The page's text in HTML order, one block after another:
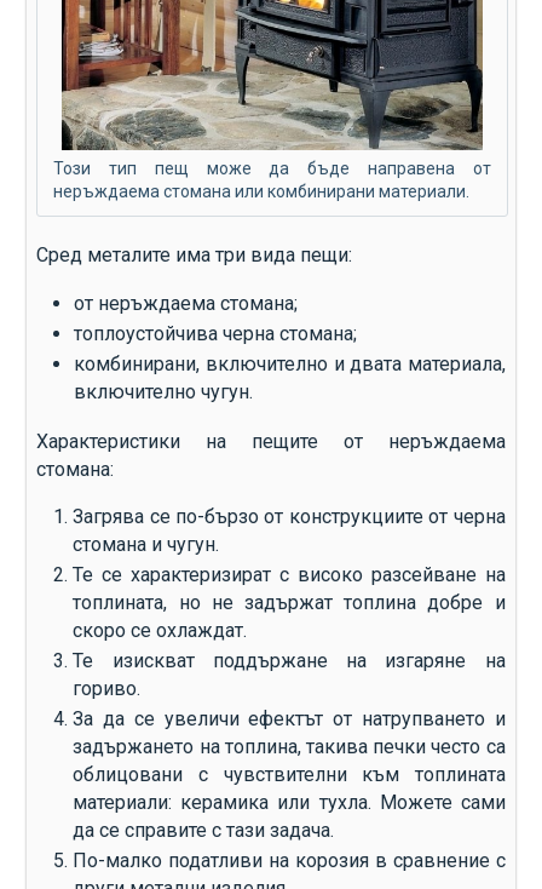
Този тип пещ може да бъде направена от
неръждаема стомана или комбинирани материали.
Сред металите има три вида пещи:
от неръждаема стомана;
топлоустойчива черна стомана;
комбинирани, включително и двата материала,
включително чугун.
Характеристики на пещите от неръждаема
стомана:
Загрява се по-бързо от конструкциите от черна
стомана и чугун.
Те се характеризират с високо разсейване на
топлината, но не задържат топлина добре и
скоро се охлаждат.
Те изискват поддържане на изгаряне на
гориво.
За да се увеличи ефектът от натрупването и
задържането на топлина, такива печки често са
облицовани с чувствителни към топлината
материали: керамика или тухла. Можете сами
да се справите с тази задача.
По-малко податливи на корозия в сравнение с